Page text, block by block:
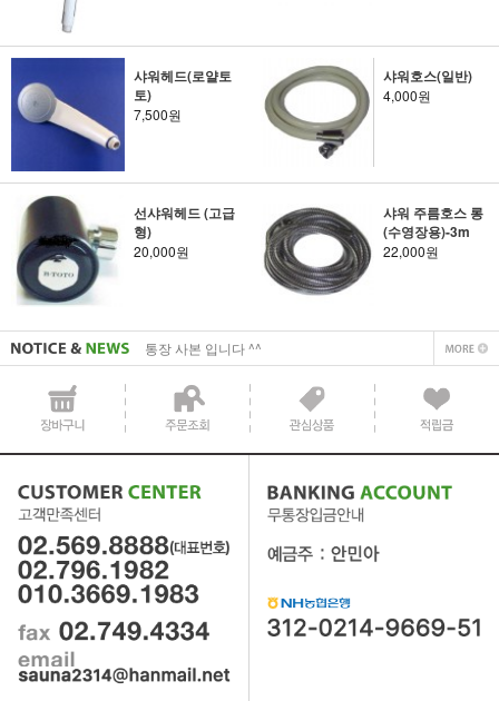
샤워헤드(로얄토
토)
7,500원
샤워호스(일반)
4,000원
선샤워헤드 (고급
형)
20,000원
샤워 주름호스 롱
(수영장용)-3m
22,000원
사업자 사본 입니다^^
통장 사본 입니다 ^^